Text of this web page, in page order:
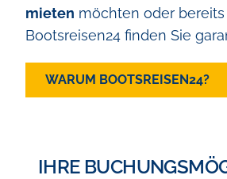
mieten möchten oder
Bootsreisen24 finden Sie
WARUM BOOTSREISEN24?
IHRE